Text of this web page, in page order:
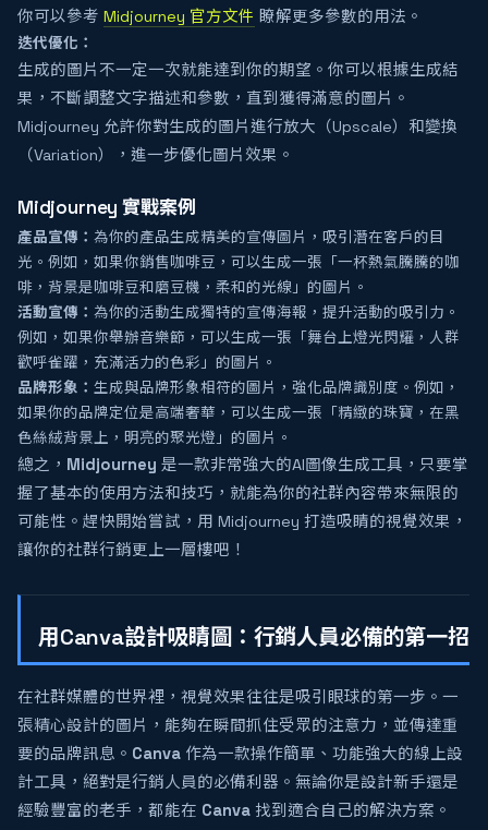
你可以參考 Midjourney 官方文件 瞭解更多參數的用法。
迭代優化：
生成的圖片不一定一次就能達到你的期望。你可以根據生成結
果，不斷調整文字描述和參數，直到獲得滿意的圖片。
Midjourney 允許你對生成的圖片進行放大（Upscale）和變換
（Variation），進一步優化圖片效果。
Midjourney 實戰案例
產品宣傳： 為你的產品生成精美的宣傳圖片，吸引潛在客戶的目
光。例如，如果你銷售咖啡豆，可以生成一張「一杯熱氣騰騰的咖
啡，背景是咖啡豆和磨豆機，柔和的光線」的圖片。
活動宣傳： 為你的活動生成獨特的宣傳海報，提升活動的吸引力。
例如，如果你舉辦音樂節，可以生成一張「舞台上燈光閃耀，人群
歡呼雀躍，充滿活力的色彩」的圖片。
品牌形象： 生成與品牌形象相符的圖片，強化品牌識別度。例如，
如果你的品牌定位是高端奢華，可以生成一張「精緻的珠寶，在黑
色絲絨背景上，明亮的聚光燈」的圖片。
總之， Midjourney 是一款非常強大的AI圖像生成工具，只要掌
握了基本的使用方法和技巧，就能為你的社群內容帶來無限的
可能性。趕快開始嘗試，用 Midjourney 打造吸睛的視覺效果，
讓你的社群行銷更上一層樓吧！
用Canva設計吸睛圖：行銷人員必備的第一招
在社群媒體的世界裡，視覺效果往往是吸引眼球的第一步。一
張精心設計的圖片，能夠在瞬間抓住受眾的注意力，並傳達重
要的品牌訊息。 Canva 作為一款操作簡單、功能強大的線上設
計工具，絕對是行銷人員的必備利器。無論你是設計新手還是
經驗豐富的老手，都能在 Canva 找到適合自己的解決方案。